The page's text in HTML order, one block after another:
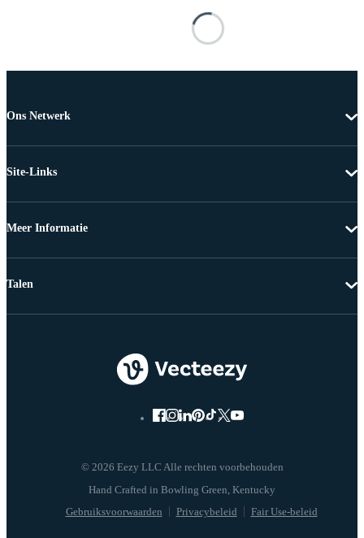
Ons Netwerk
Site-Links
Meer Informatie
© 2026 Eezy LLC Alle rechten voorbehouden
Gebruiksvoorwaarden Privacybeleid Fair Use-beleid
Talen